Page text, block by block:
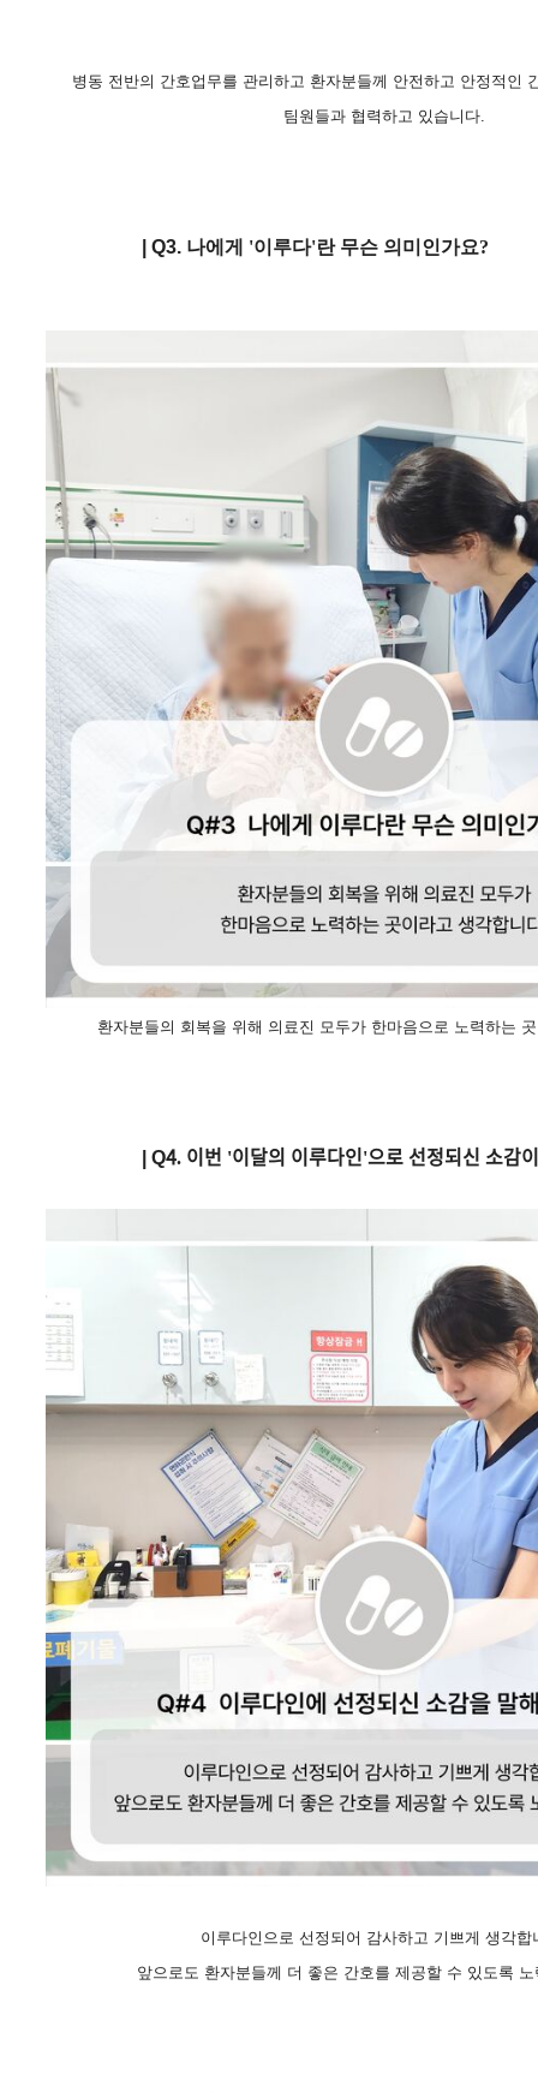
병동 전반의 간호업무를 관리하고 환자분들께 안전하고 안정적인
팀원들과 협력하고 있습니다.
| Q3. 나에게 '이루다'란 무슨 의미인가요?
환자분들의 회복을 위해 의료진 모두가 한마음으로 노력하는
| Q4. 이번 '이달의 이루다인'으로 선정되신 소감
이루다인으로 선정되어 감사하고 기쁘게 생각합
앞으로도 환자분들께 더 좋은 간호를 제공할 수 있도록